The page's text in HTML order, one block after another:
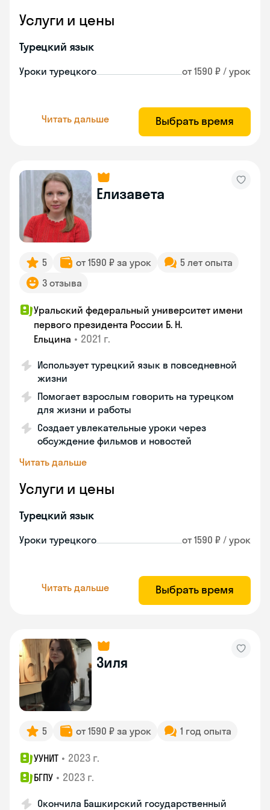
Услуги и цены
Турецкий язык
Уроки турецкого от 1590 ₽ / урок
Читать дальше Выбрать время
Елизавета
5 от 1590 ₽ за урок
5 лет опыта
3 отзыва
Уральский федеральный университет имени
первого президента России Б. Н.
Ельцина • 2021 г.
Использует турецкий язык в повседневной
жизни
Помогает взрослым говорить на турецком
для жизни и работы
Создает увлекательные уроки через
обсуждение фильмов и новостей
Читать дальше
Услуги и цены
Турецкий язык
Уроки турецкого от 1590 ₽ / урок
Читать дальше Выбрать время
Зиля
5 от 1590 ₽ за урок 1 год опыта
УУНИТ • 2023 г.
БГПУ • 2023 г.
Окончила Башкирский государственный